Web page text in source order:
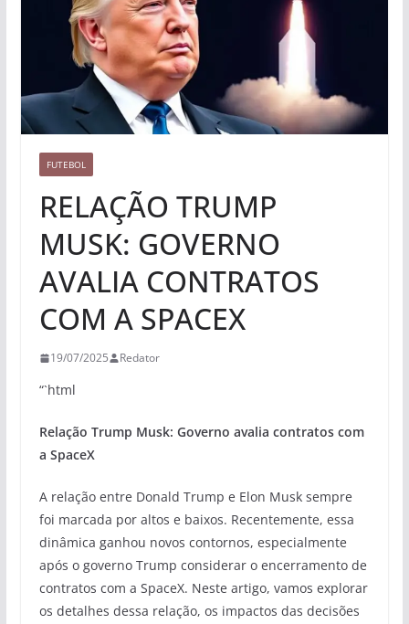
FUTEBOL
RELAÇÃO TRUMP
MUSK: GOVERNO
AVALIA CONTRATOS
COM A SPACEX
19/07/2025 Redator
“`html
Relação Trump Musk: Governo avalia contratos com
a SpaceX
A relação entre Donald Trump e Elon Musk sempre
foi marcada por altos e baixos. Recentemente, essa
dinâmica ganhou novos contornos, especialmente
após o governo Trump considerar o encerramento de
contratos com a SpaceX. Neste artigo, vamos explorar
os detalhes dessa relação, os impactos das decisões